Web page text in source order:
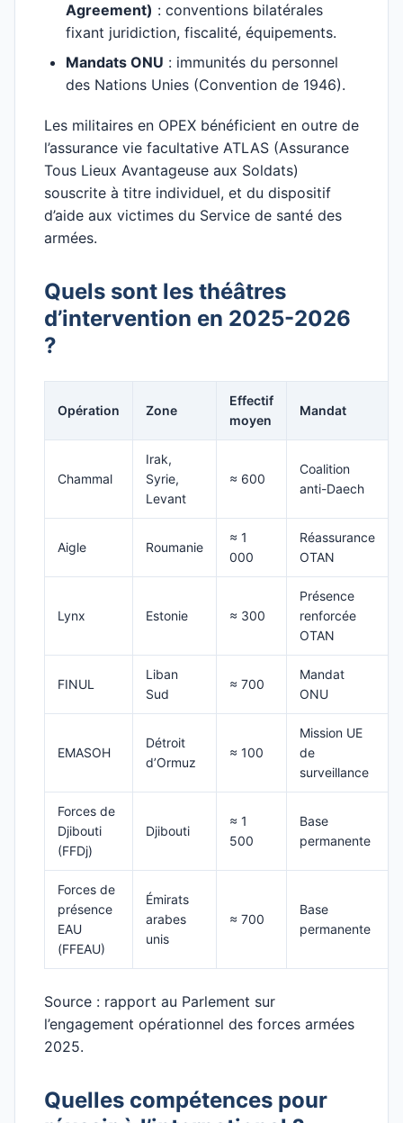
Agreement) : conventions bilatérales
fixant juridiction, fiscalité, équipements.
Mandats ONU : immunités du personnel
des Nations Unies (Convention de 1946).
Les militaires en OPEX bénéficient en outre de
l’assurance vie facultative ATLAS (Assurance
Tous Lieux Avantageuse aux Soldats)
souscrite à titre individuel, et du dispositif
d’aide aux victimes du Service de santé des
armées.
Quels sont les théâtres
d’intervention en 2025-2026
?
Opération Zone
Effectif
moyen
Mandat
Chammal
Irak,
Syrie,
Levant
≈ 600
Coalition
anti-Daech
Aigle Roumanie
≈ 1
000
Réassurance
OTAN
Lynx Estonie ≈ 300
Présence
renforcée
OTAN
FINUL
Liban
Sud
≈ 700
Mandat
ONU
EMASOH
Détroit
d’Ormuz
≈ 100
Mission UE
de
surveillance
Forces de
Djibouti
(FFDj)
Djibouti
≈ 1
500
Base
permanente
Forces de
présence
EAU
(FFEAU)
Émirats
arabes
unis
≈ 700
Base
permanente
Source : rapport au Parlement sur
l’engagement opérationnel des forces armées
2025.
Quelles compétences pour